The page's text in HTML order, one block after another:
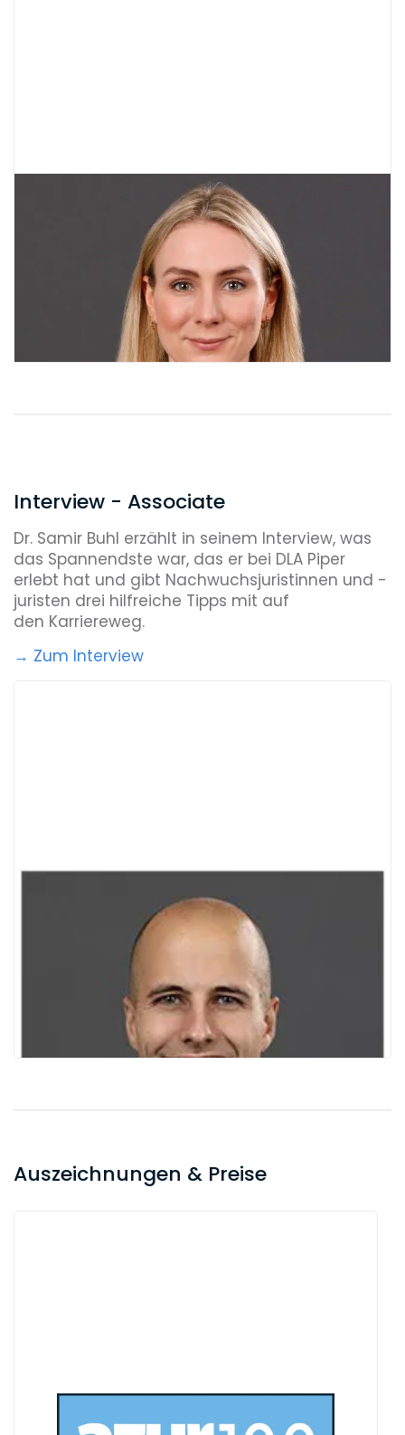
Interview - Associate
Dr. Samir Buhl erzählt in seinem Interview, was
das Spannendste war, das er bei DLA Piper
erlebt hat und gibt Nachwuchsjuristinnen und -
juristen drei hilfreiche Tipps mit auf
den Karriereweg.
→ Zum Interview
Auszeichnungen & Preise